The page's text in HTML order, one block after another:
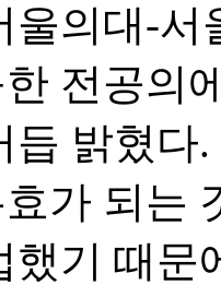
울의대-
전공의
듭 밝혔
가 되는
했기 때